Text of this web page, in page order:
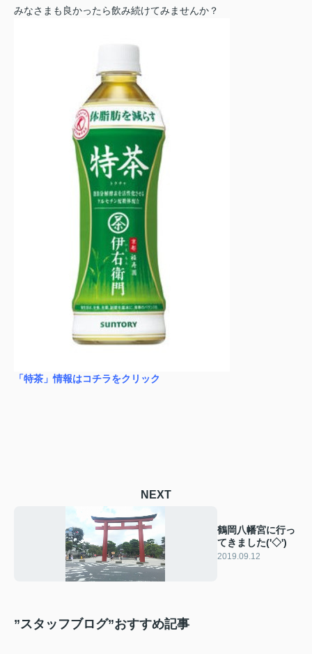
みなさまも良かったら飲み続けてみませんか？
「特茶」情報はコチラをクリック
NEXT
鶴岡八幡宮に行っ
てきました('◇')ゞ
2019.09.12
”スタッフブログ”おすすめ記事